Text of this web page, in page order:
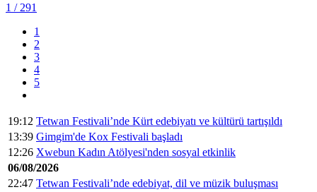
1 / 291
1
2
3
4
5
19:12 Tetwan Festivali’nde Kürt edebiyatı ve kültürü tartışıldı
13:39 Gimgim'de Kox Festivali başladı
12:26 Xwebun Kadın Atölyesi'nden sosyal etkinlik
06/08/2026
22:47 Tetwan Festivali’nde edebiyat, dil ve müzik buluşması